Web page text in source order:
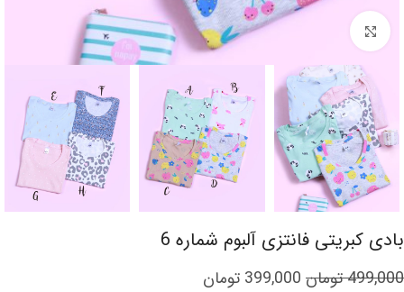
برای بزرگنمایی کلیک کنید
بادی کبریتی فانتزی آلبوم شماره 6
499,000تومان 399,000 تومان